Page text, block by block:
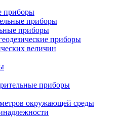
приборы
приборы
приборы
приборы
величин
приборы
окружающей среды